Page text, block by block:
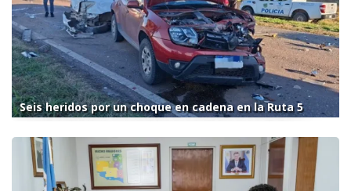
Seis heridos por un choque en cadena en la Ruta 5